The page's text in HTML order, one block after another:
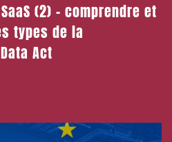
(2) – comprendre et
types de la
Act